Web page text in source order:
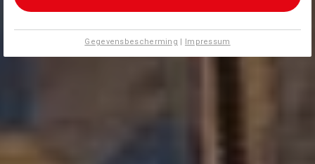
Gegevensbescherming | Impressum